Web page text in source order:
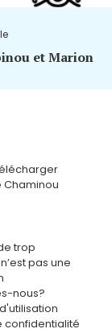
et Marion
Chaminou
trop
pas une
nous?
confidentialité